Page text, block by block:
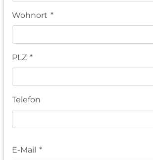
Wohnort *
PLZ *
Telefon
E-Mail *